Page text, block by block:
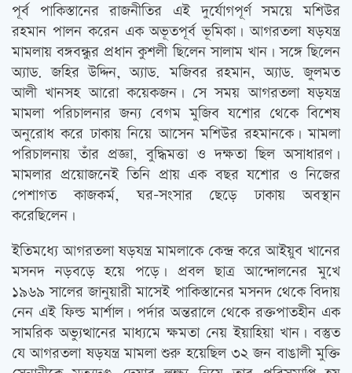
পূর্ব পাকিস্তানের রাজনীতির এই দুর্যোগপূর্ণ সময়ে মশিউর
রহমান পালন করেন এক অভূতপূর্ব ভূমিকা। আগরতলা ষড়যন্ত্র
মামলায় বঙ্গবন্ধুর প্রধান কুশলী ছিলেন সালাম খান। সঙ্গে ছিলেন
অ্যাড. জহির উদ্দিন, অ্যাড. মজিবর রহমান, অ্যাড. জুলমত
আলী খানসহ আরো কয়েকজন। সে সময় আগরতলা ষড়যন্ত্র
মামলা পরিচালনার জন্য বেগম মুজিব যশোর থেকে বিশেষ
অনুরোধ করে ঢাকায় নিয়ে আসেন মশিউর রহমানকে। মামলা
পরিচালনায় তাঁর প্রজ্ঞা, বুদ্ধিমত্তা ও দক্ষতা ছিল অসাধারণ।
মামলার প্রয়োজনেই তিনি প্রায় এক বছর যশোর ও নিজের
পেশাগত কাজকর্ম, ঘর-সংসার ছেড়ে ঢাকায় অবস্থান
করেছিলেন।
ইতিমধ্যে আগরতলা ষড়যন্ত্র মামলাকে কেন্দ্র করে আইয়ুব খানের
মসনদ নড়বড়ে হয়ে পড়ে। প্রবল ছাত্র আন্দোলনের মুখে
১৯৬৯ সালের জানুয়ারী মাসেই পাকিস্তানের মসনদ থেকে বিদায়
নেন এই ফিল্ড মার্শাল। পর্দার অন্তরালে থেকে রক্তপাতহীন এক
সামরিক অভ্যুত্থানের মাধ্যমে ক্ষমতা নেয় ইয়াহিয়া খান। বস্তুত
যে আগরতলা ষড়যন্ত্র মামলা শুরু হয়েছিল ৩২ জন বাঙালী মুক্তি